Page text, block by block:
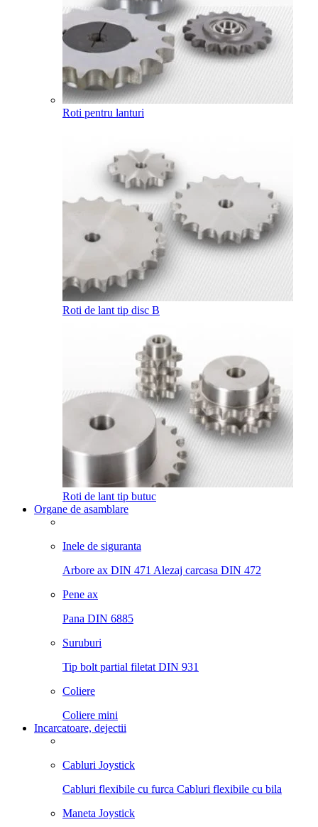
Roti pentru lanturi
Roti de lant tip disc B
Roti de lant tip butuc
Organe de asamblare
Inele de siguranta
Arbore ax DIN 471 Alezaj carcasa DIN 472
Pene ax
Pana DIN 6885
Suruburi
Tip bolt partial filetat DIN 931
Coliere
Coliere mini
Incarcatoare, dejectii
Cabluri Joystick
Cabluri flexibile cu furca Cabluri flexibile cu bila
Maneta Joystick